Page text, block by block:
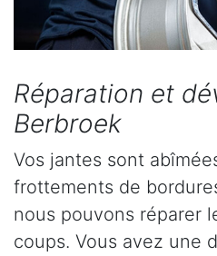
Réparation et
Berbroek
Vos jantes sont
frottements de
nous pouvons réparer
coups. Vous avez une